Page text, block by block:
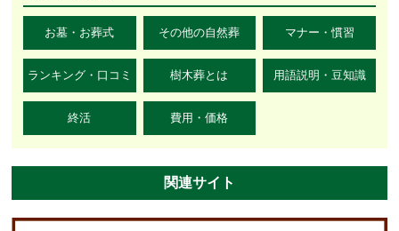
お墓・お葬式 その他の自然葬 マナー・慣習
ランキング・口コミ 樹木葬とは 用語説明・豆知識
終活 費用・価格
関連サイト